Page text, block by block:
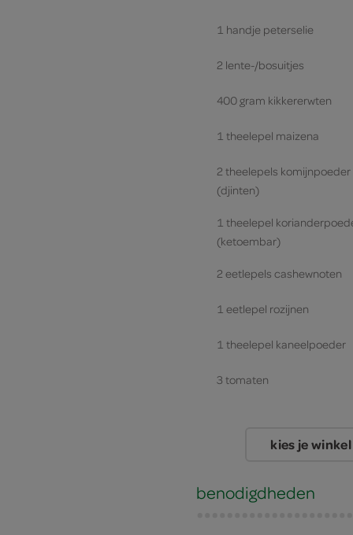
1 handje peterselie
2 lente-/bosuitjes
400 gram kikkererwten
1 theelepel maizena
2 theelepels komijnpoeder
(djinten)
1 theelepel
(ketoembar)
2 eetlepels cashewnoten
1 eetlepel rozijnen
1 theelepel kaneelpoeder
3 tomaten
5 eetlepels zonnebloemolie
250 gram rijst
kies je winkel
benodigdheden